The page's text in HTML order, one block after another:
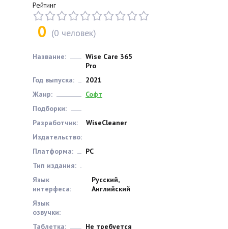
Рейтинг
0 (0 человек)
Название:
Wise Care 365
Pro
Год выпуска:
2021
Жанр:
Софт
Подборки:
Разработчик:
WiseCleaner
Издательство:
Платформа:
РС
Тип издания:
Язык
интерфеса:
Русский,
Английский
Язык
озвучки:
Таблетка:
Не требуется